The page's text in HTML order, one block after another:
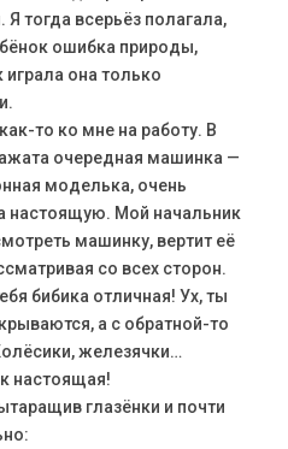
Я тогда всерьёз полагала,
ошибка природы,
играла она только
то ко мне на работу. В
очередная машинка —
моделька, очень
настоящую. Мой начальник
машинку, вертит её
со всех сторон.
бибика отличная! Ух, ты
а с обратной-то
железячки…
настоящая!
глазёнки и почти